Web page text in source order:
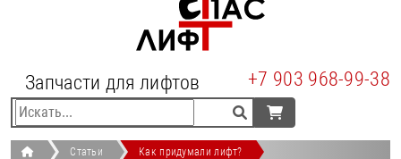
Запчасти для лифтов +7 903 968-99-38
Статьи Как придумали лифт?